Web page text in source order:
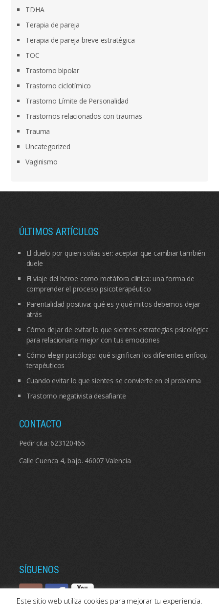
TDHA
Terapia de pareja
Terapia de pareja breve estratégica
TOC
Trastorno bipolar
Trastorno ciclotímico
Trastorno Límite de Personalidad
Trastornos relacionados con traumas
Trauma
Uncategorized
Vaginismo
ÚLTIMOS ARTÍCULOS
El duelo por quien solías ser: aceptar que cambiar también
duele
El viaje del héroe como metáfora clínica: una forma de
comprender el proceso psicoterapéutico
Parentalidad positiva: qué es y qué mitos debemos dejar
atrás
Cómo dejar de evitar lo que sientes: estrategias psicológicas
para relacionarte mejor con tus emociones
Cómo elegir psicólogo: qué significan los diferentes enfoques
terapéuticos
Cuando evitar lo que sientes se convierte en el problema
Trastorno negativista desafiante
CONTACTO
Pedir cita: 623120465
Calle Cuenca 4, bajo. 46007 Valencia
SÍGUENOS
Este sitio web utiliza cookies para mejorar tu experiencia.